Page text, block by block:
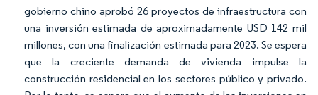
gobierno chino aprobó 26 proyectos de infraestructura con
una inversión estimada de aproximadamente USD 142 mil
millones, con una finalización estimada para 2023. Se espera
que la creciente demanda de vivienda impulse la
construcción residencial en los sectores público y privado.